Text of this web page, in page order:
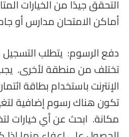
التحقق جيدًا من الخيارات
أماكن الامتحان مدارس أو
تختلف من منطقة لأخرى.
الإنترنت باستخدام بطاقة
تكون هناك رسوم إضافية
مكانة. ابحث عن أي خيارات